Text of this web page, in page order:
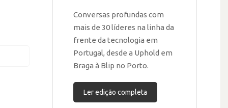
Conversas profundas com
mais de 30 líderes na linha da
frente da tecnologia em
Portugal, desde a Uphold em
Braga à Blip no Porto.
Ler edição completa